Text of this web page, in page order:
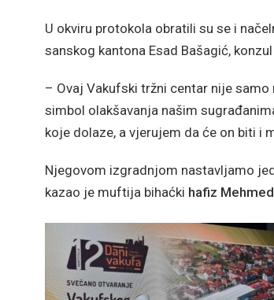
U okviru protokola obratili su se i
sanskog kantona Esad Bašagić,
– Ovaj Vakufski tržni centar nije
simbol olakšavanja našim
koje dolaze, a vjerujem da će on biti i
Njegovom izgradnjom nastavljamo
kazao je muftija bihaćki hafiz